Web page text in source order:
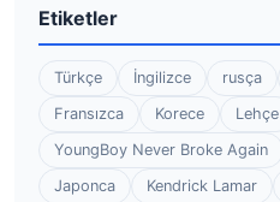
Etiketler
Türkçe İngilizce rusça
Fransızca
Korece Lehçe
YoungBoy Never Broke Again
Japonca
Kendrick Lamar